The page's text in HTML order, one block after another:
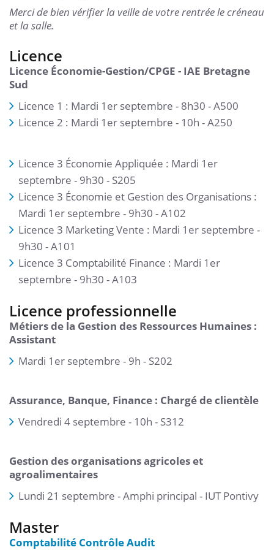
Merci de bien vérifier la veille de votre rentrée le créneau
et la salle.
Licence
Licence Économie-Gestion/CPGE - IAE Bretagne
Sud
Licence 1 : Mardi 1er septembre - 8h30 - A500
Licence 2 : Mardi 1er septembre - 10h - A250
Licence 3 Économie Appliquée : Mardi 1er
septembre - 9h30 - S205
Licence 3 Économie et Gestion des Organisations :
Mardi 1er septembre - 9h30 - A102
Licence 3 Marketing Vente : Mardi 1er septembre -
9h30 - A101
Licence 3 Comptabilité Finance : Mardi 1er
septembre - 9h30 - A103
Licence professionnelle
Métiers de la Gestion des Ressources Humaines :
Assistant
Mardi 1er septembre - 9h - S202
Assurance, Banque, Finance : Chargé de clientèle
Vendredi 4 septembre - 10h - S312
Gestion des organisations agricoles et
agroalimentaires
Lundi 21 septembre - Amphi principal - IUT Pontivy
Master
Comptabilité Contrôle Audit